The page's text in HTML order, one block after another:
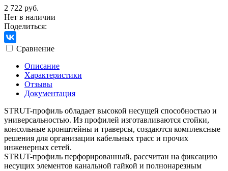
2 722 руб.
Нет в наличии
Поделиться:
Сравнение
Описание
Характеристики
Отзывы
Документация
STRUT-профиль обладает высокой несущей способностью и
универсальностью. Из профилей изготавливаются стойки,
консольные кронштейны и траверсы, создаются комплексные
решения для организации кабельных трасс и прочих
инженерных сетей.
STRUT-профиль перфорированный, рассчитан на фиксацию
несущих элементов канальной гайкой и полнонарезным